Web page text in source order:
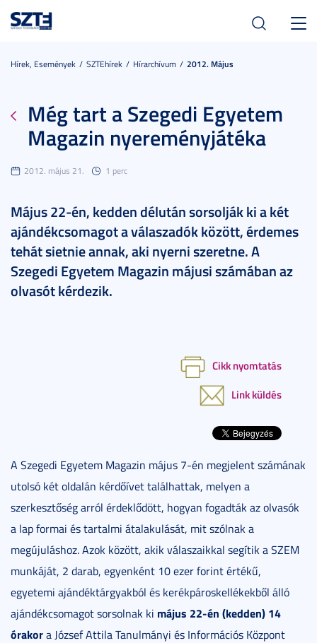
Hírek, Események SZTEhírek Hírarchívum 2012. Május
Még tart a Szegedi Egyetem
Magazin nyereményjátéka
2012. május 21. 1 perc
Május 22-én, kedden délután sorsolják ki a két
ajándékcsomagot a válaszadók között, érdemes
tehát sietnie annak, aki nyerni szeretne. A
Szegedi Egyetem Magazin májusi számában az
olvasót kérdezik.
Cikk nyomtatás
Link küldés
A Szegedi Egyetem Magazin május 7-én megjelent számának
utolsó két oldalán kérdőívet találhattak, melyen a
szerkesztőség arról érdeklődött, hogyan fogadták az olvasók
a lap formai és tartalmi átalakulását, mit szólnak a
megújuláshoz. Azok között, akik válaszaikkal segítik a SZEM
munkáját, 2 darab, egyenként 10 ezer forint értékű,
egyetemi ajándéktárgyakból és kerékpároskellékekből álló
ajándékcsomagot sorsolnak ki május 22-én (kedden) 14
órakora József Attila Tanulmányi és Információs Központ